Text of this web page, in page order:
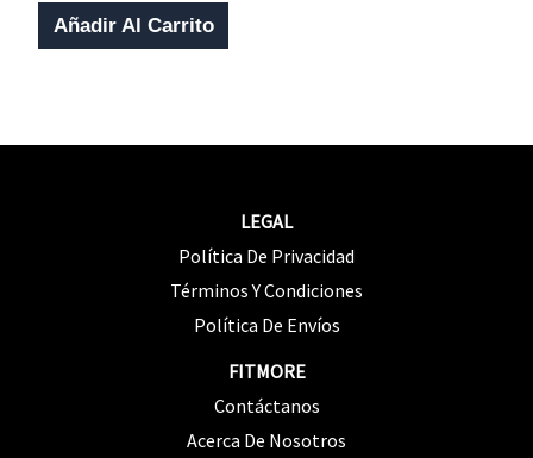
De
5
Añadir Al Carrito
LEGAL
Política De Privacidad
Términos Y Condiciones
Política De Envíos
FITMORE
Contáctanos
Acerca De Nosotros